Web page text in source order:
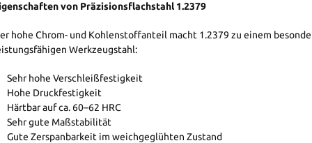
von Präzisionsflachstahl 1.2379
hohe Chrom- und Kohlenstoffanteil macht 1.2379 zu einem
Werkzeugstahl:
Sehr hohe Verschleißfestigkeit
Hohe Druckfestigkeit
Härtbar auf ca. 60–62 HRC
Sehr gute Maßstabilität
Gute Zerspanbarkeit im weichgeglühten Zustand